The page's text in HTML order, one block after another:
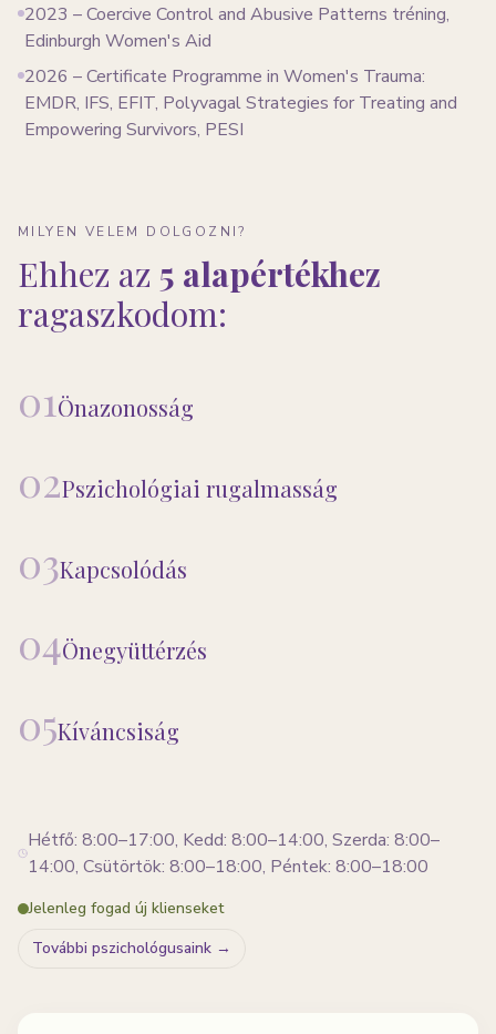
2023 – Coercive Control and Abusive Patterns tréning,
Edinburgh Women's Aid
2026 – Certificate Programme in Women's Trauma:
EMDR, IFS, EFIT, Polyvagal Strategies for Treating and
Empowering Survivors, PESI
MILYEN VELEM DOLGOZNI?
Ehhez az 5 alapértékhez
ragaszkodom:
01Önazonosság
02Pszichológiai rugalmasság
03Kapcsolódás
04Önegyüttérzés
05Kíváncsiság
Hétfő: 8:00–17:00, Kedd: 8:00–14:00, Szerda: 8:00–
14:00, Csütörtök: 8:00–18:00, Péntek: 8:00–18:00
Jelenleg fogad új klienseket
További pszichológusaink →